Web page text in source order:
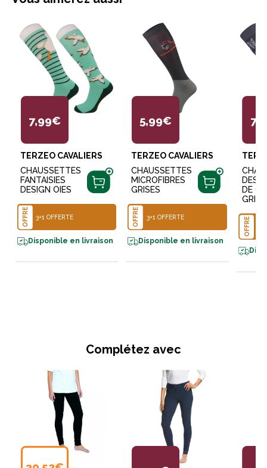
7,99€
TERZEO CAVALIERS
CHAUSSETTES
FANTAISIES
DESIGN OIES
OFFRE 3+1 OFFERTE
Disponible en livraison
5,99€
TERZEO CAVALIERS
CHAUSSETTES
MICROFIBRES
GRISES
OFFRE 3+1 OFFERTE
Disponible en livraison
DE
OFFRE
Complétez avec